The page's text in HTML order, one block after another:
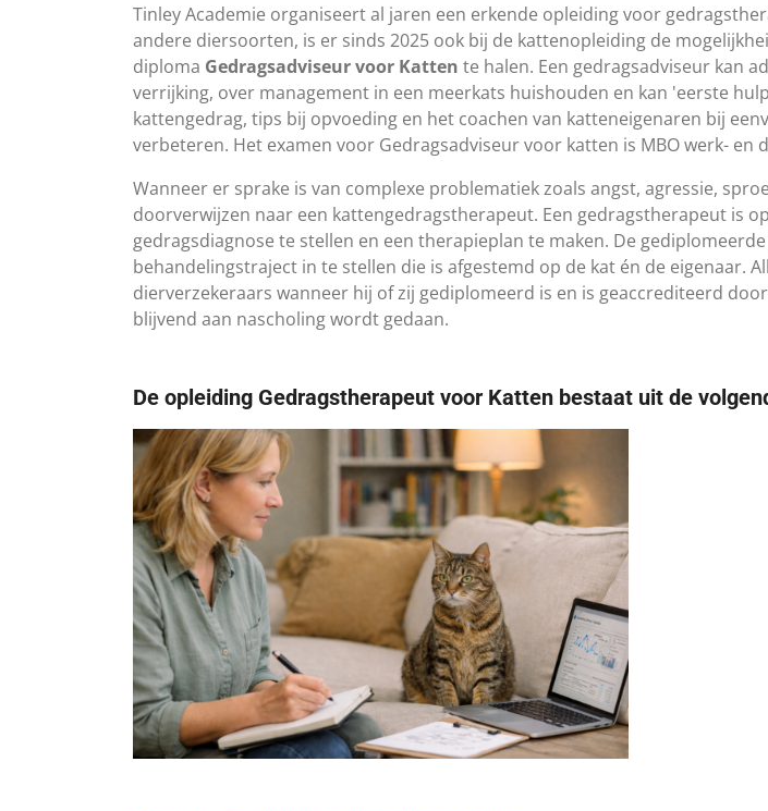
Tinley Academie organiseert al jaren een erkende opleiding voor
andere diersoorten, is er sinds 2025 ook bij de kattenopleiding de
diploma Gedragsadviseur voor Katten te halen. Een gedragsadviseur kan
verrijking, over management in een meerkats huishouden en kan 'eerste
kattengedrag, tips bij opvoeding en het coachen van katteneigenaren bij
verbeteren. Het examen voor Gedragsadviseur voor katten is MBO werk- en
Wanneer er sprake is van complexe problematiek zoals angst, agressie,
doorverwijzen naar een kattengedragstherapeut. Een gedragstherapeut is
gedragsdiagnose te stellen en een therapieplan te maken. De
behandelingstraject in te stellen die is afgestemd op de kat én de eigenaar.
dierverzekeraars wanneer hij of zij gediplomeerd is en is geaccrediteerd
blijvend aan nascholing wordt gedaan.
De opleiding Gedragstherapeut voor Katten bestaat uit de